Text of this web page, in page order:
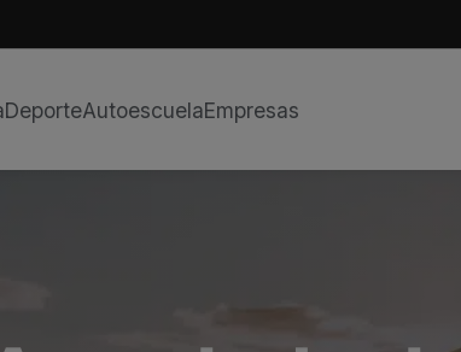
DeporteAutoescuelaEmpresas